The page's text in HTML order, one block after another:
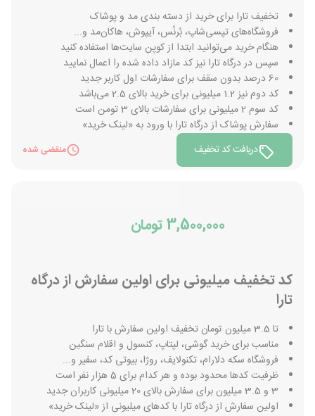
تخفیف تارا برای خرید از دسته بندی مد و پوشاک
فروشگاه‌های تپسی‌شاپ، بُرنُس، آیپوش، هاکان‌مد و...
هنگام خرید می‌توانید ابتدا از کوپن سایت‌ها استفاده کنید
سپس در درگاه تارا نیز کد مازاد داده شده را اعمال نمایید
60 درصد بدون سقف برای سفارشات اول کاربر جدید
کد دوم نیز 1.2 میلیونی برای خرید بالای 2.5 می‌باشد
کد سوم 2 میلیونی برای سفارشات بالای 3 تومن است
سفارش پوشاک از درگاه تارا با ورود به «لینک خرید»
دریافت کد تخفیف
منقضی شده
3,500,000 تومان
کد تخفیف میلیونی برای اولین سفارش از درگاه
تارا
تا 3.5 میلیون تومان تخفیف اولین سفارش با تارا
مناسب برای خرید گوشی، لپتاپ، کنسول و اقلام سنگین
فروشگاه سکه دلارام، تکنولایف، روژا، بیوتی کد، سفیر و...
ظرفیت کدها محدود بوده و هر کدام برای 5 هزار نفر است
3 و 3.5 میلیون برای سفارش بالای 20 میلیونی کاربران جدید
اولین سفارش از درگاه تارا با کدهای میلیونی از «لینک خرید»